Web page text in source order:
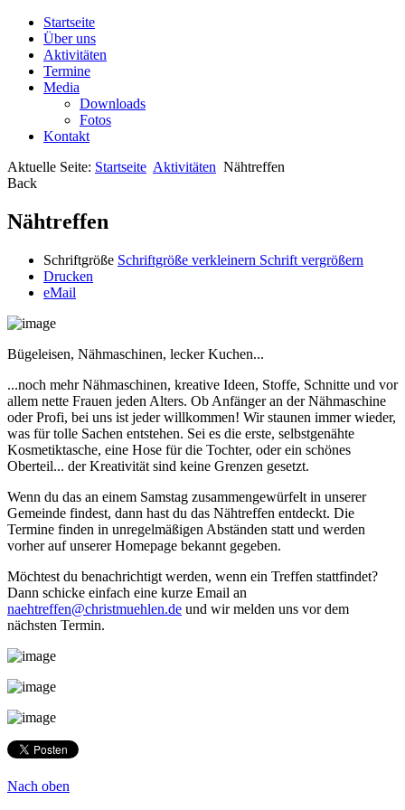
Startseite
Über uns
Aktivitäten
Termine
Media
Downloads
Fotos
Kontakt
Aktuelle Seite: Startseite Aktivitäten Nähtreffen
Back
Nähtreffen
Schriftgröße Schriftgröße verkleinern Schrift vergrößern
Drucken
eMail
Bügeleisen, Nähmaschinen, lecker Kuchen...
...noch mehr Nähmaschinen, kreative Ideen, Stoffe, Schnitte und vor
allem nette Frauen jeden Alters. Ob Anfänger an der Nähmaschine
oder Profi, bei uns ist jeder willkommen! Wir staunen immer wieder,
was für tolle Sachen entstehen. Sei es die erste, selbstgenähte
Kosmetiktasche, eine Hose für die Tochter, oder ein schönes
Oberteil... der Kreativität sind keine Grenzen gesetzt.
Wenn du das an einem Samstag zusammengewürfelt in unserer
Gemeinde findest, dann hast du das Nähtreffen entdeckt. Die
Termine finden in unregelmäßigen Abständen statt und werden
vorher auf unserer Homepage bekannt gegeben.
Möchtest du benachrichtigt werden, wenn ein Treffen stattfindet?
Dann schicke einfach eine kurze Email an
naehtreffen@christmuehlen.de und wir melden uns vor dem
nächsten Termin.
Nach oben